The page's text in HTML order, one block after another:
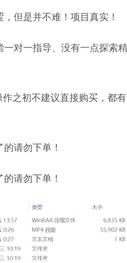
但是并不难！项目真实！
对一指导、没有一点探索
之初不建议直接购买，都
请勿下单！
请勿下单！